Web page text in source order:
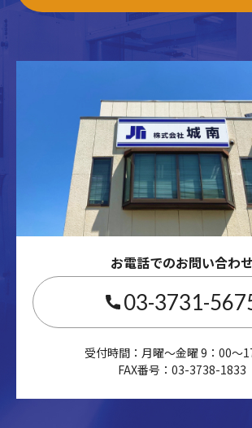
お電話でのお問い合わせ
03-3731-
受付時間：月曜～金曜 9：00～
FAX番号：03-3738-1833